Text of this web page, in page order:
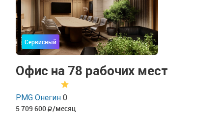
Сервисный
Офис на 78 рабочих мест
PMG Онегин 0
5 709 600 /месяц